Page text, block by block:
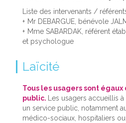
Liste des intervenants /
Mr DEBARGUE, bénévole
Mme SABARDAK, référent
et psychologue
Laïcité
Tous les usagers sont
public. Les usagers accueillis
un service public, notamment
médico-sociaux, hospitaliers